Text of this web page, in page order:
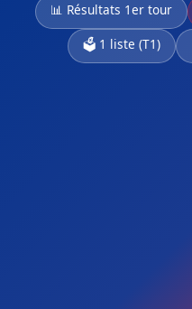
📊 Résultats 1er tour
🗳️ 1 liste (T1)